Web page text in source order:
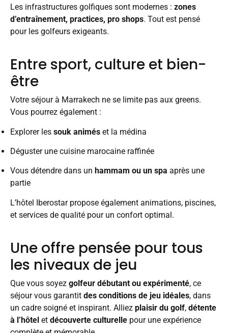
Les infrastructures golfiques sont modernes : zones
d’entraînement, practices, pro shops. Tout est pensé
pour les golfeurs exigeants.
Entre sport, culture et bien-
être
Votre séjour à Marrakech ne se limite pas aux greens.
Vous pourrez également :
Explorer les souk animéset la médina
Déguster une cuisine marocaine raffinée
Vous détendre dans un hammam ou un spa après une
partie
L’hôtel Iberostar propose également animations, piscines,
et services de qualité pour un confort optimal.
Une offre pensée pour tous
les niveaux de jeu
Que vous soyez golfeur débutant ou expérimenté, ce
séjour vous garantit des conditions de jeu idéales, dans
un cadre soigné et inspirant. Alliez plaisir du golf, détente
à l’hôtelet découverte culturellepour une expérience